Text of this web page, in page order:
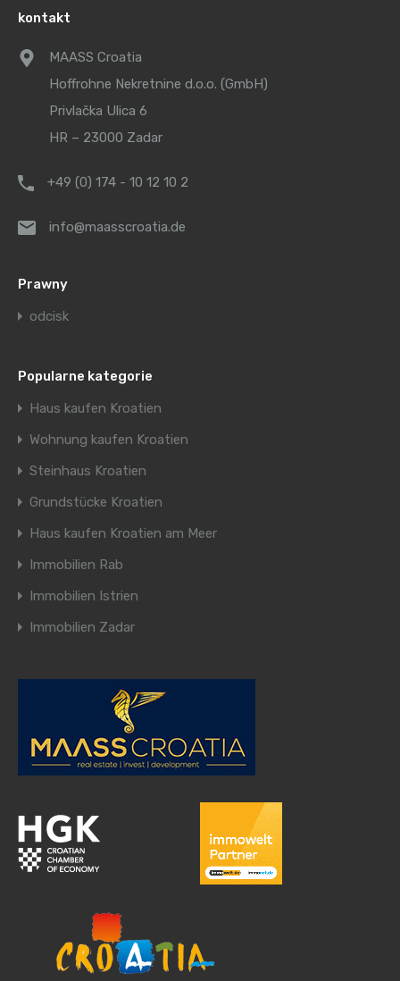
kontakt
MAASS Croatia
Hoffrohne Nekretnine d.o.o. (GmbH)
Privlačka Ulica 6
HR – 23000 Zadar
+49 (0) 174 - 10 12 10 2
info@maasscroatia.de
Prawny
odcisk
Popularne kategorie
Haus kaufen Kroatien
Wohnung kaufen Kroatien
Steinhaus Kroatien
Grundstücke Kroatien
Haus kaufen Kroatien am Meer
Immobilien Rab
Immobilien Istrien
Immobilien Zadar